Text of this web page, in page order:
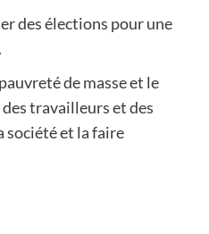
des élections pour une
de masse et le
travailleurs et des
société et la faire